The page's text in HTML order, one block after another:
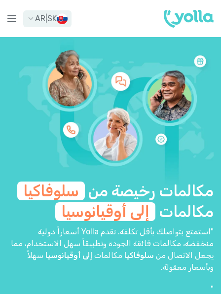
SK
AR
مكالمات رخيصة من سلوفاكيا
مكالمات
إلى أوقيانوسيا
"استمتع بتواصلك بأقل تكلفة. تقدم Yolla أسعاراً دولية
منخفضة، مكالمات فائقة الجودة وتطبيقاً سهل الاستخدام، مما
يجعل الاتصال من سلوفاكيا مكالمات إلى أوقيانوسيا سهلاً
وبأسعار معقولة.
"